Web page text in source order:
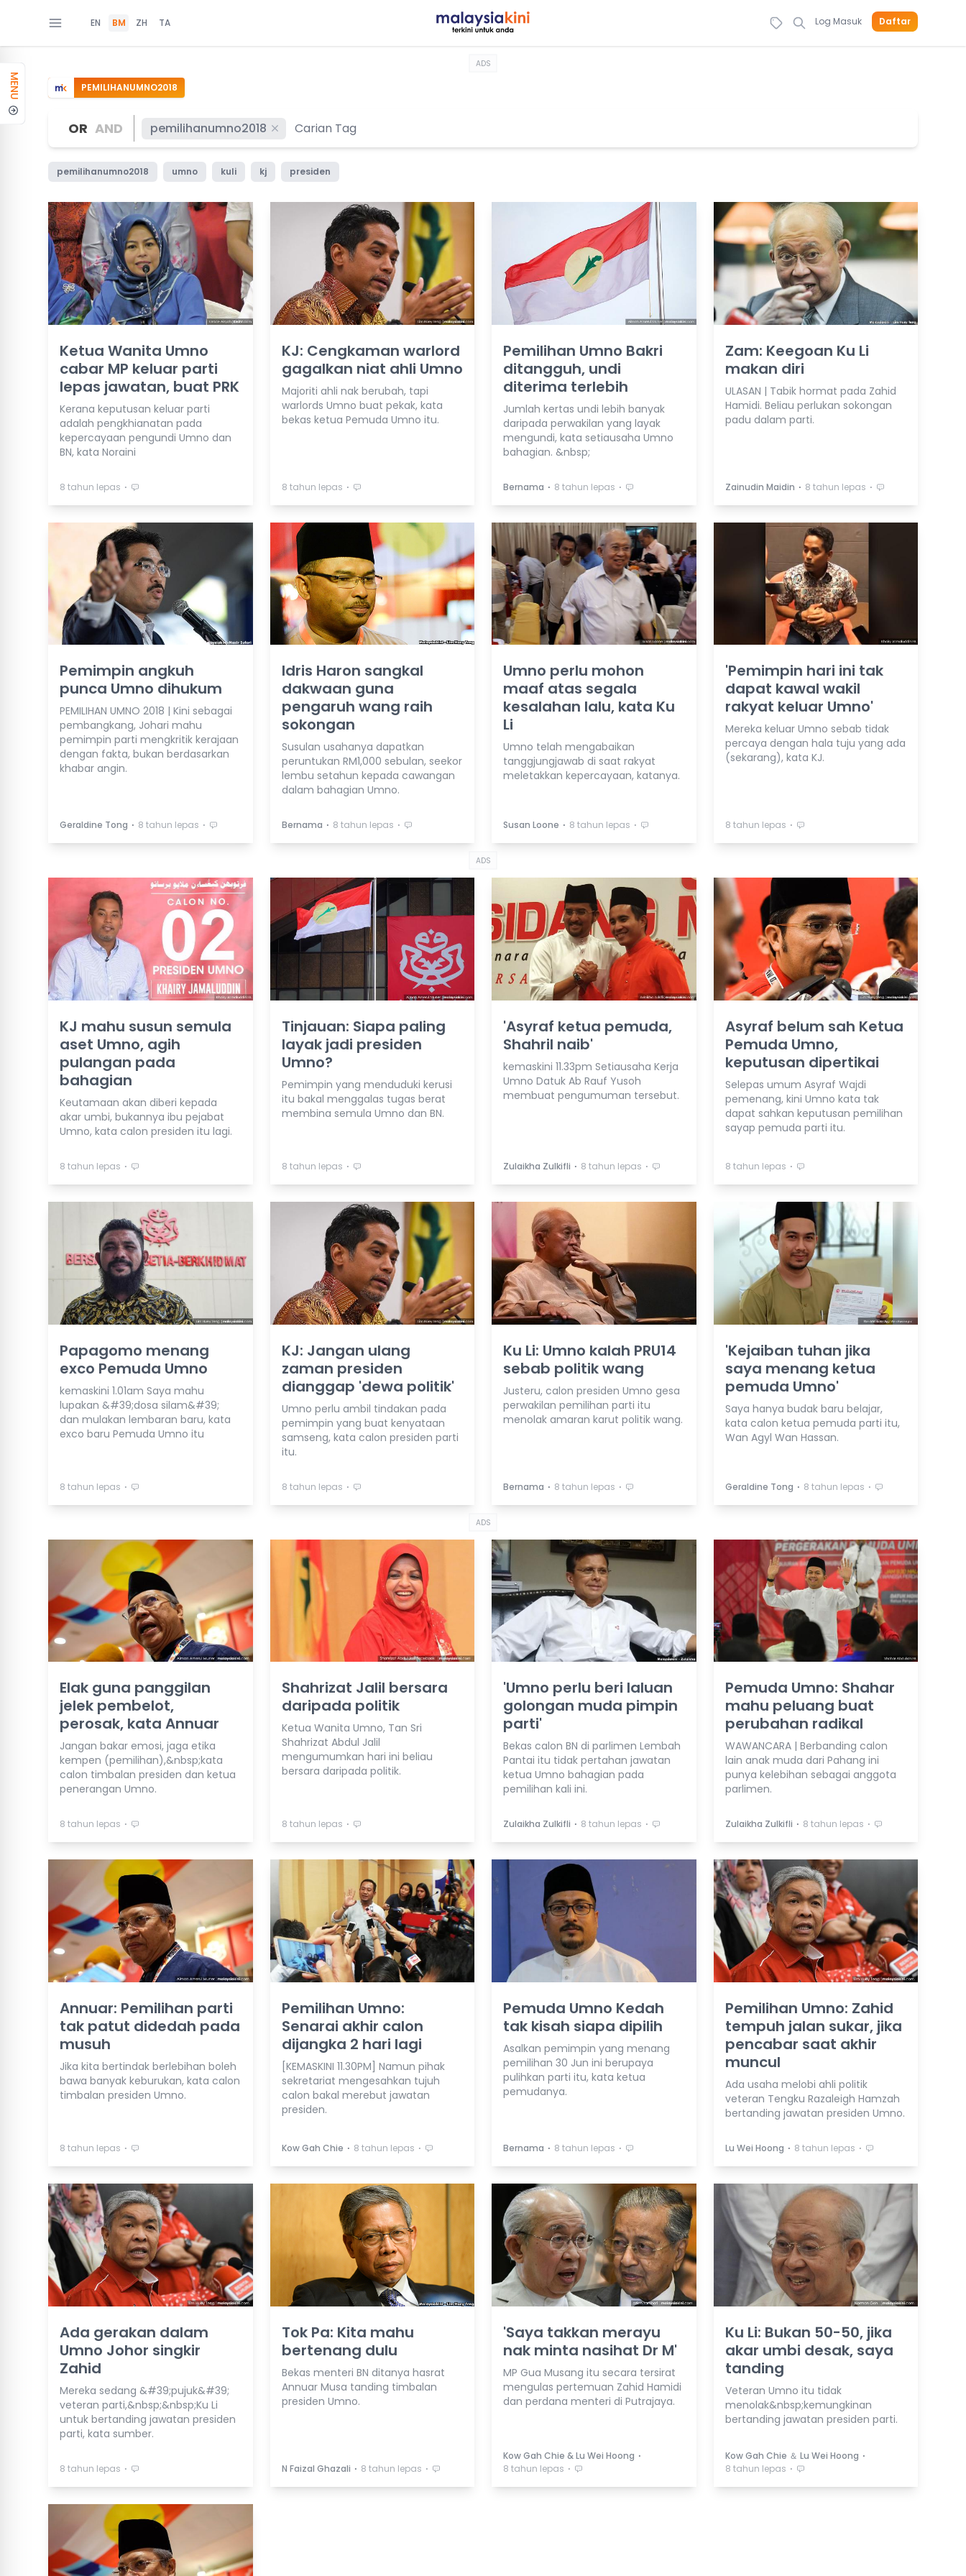
EN BM ZH TA Log Masuk Daftar
MENU
ADS
PEMILIHANUMNO2018
OR AND pemilihanumno2018
pemilihanumno2018 umno kuli kj presiden
Ketua Wanita Umno
cabar MP keluar parti
lepas jawatan, buat PRK
Kerana keputusan keluar parti
adalah pengkhianatan pada
kepercayaan pengundi Umno dan
BN, kata Noraini
8 tahun lepas ⋅
KJ: Cengkaman warlord
gagalkan niat ahli Umno
Majoriti ahli nak berubah, tapi
warlords Umno buat pekak, kata
bekas ketua Pemuda Umno itu.
8 tahun lepas ⋅
Pemilihan Umno Bakri
ditangguh, undi
diterima terlebih
Jumlah kertas undi lebih banyak
daripada perwakilan yang layak
mengundi, kata setiausaha Umno
bahagian. &nbsp;
Bernama ⋅ 8 tahun lepas ⋅
Zam: Keegoan Ku Li
makan diri
ULASAN | Tabik hormat pada Zahid
Hamidi. Beliau perlukan sokongan
padu dalam parti.
Zainudin Maidin ⋅ 8 tahun lepas ⋅
Pemimpin angkuh
punca Umno dihukum
PEMILIHAN UMNO 2018 | Kini sebagai
pembangkang, Johari mahu
pemimpin parti mengkritik kerajaan
dengan fakta, bukan berdasarkan
khabar angin.
Geraldine Tong ⋅ 8 tahun lepas ⋅
Idris Haron sangkal
dakwaan guna
pengaruh wang raih
sokongan
Susulan usahanya dapatkan
peruntukan RM1,000 sebulan, seekor
lembu setahun kepada cawangan
dalam bahagian Umno.
Bernama ⋅ 8 tahun lepas ⋅
Umno perlu mohon
maaf atas segala
kesalahan lalu, kata Ku
Li
Umno telah mengabaikan
tanggjungjawab di saat rakyat
meletakkan kepercayaan, katanya.
Susan Loone ⋅ 8 tahun lepas ⋅
'Pemimpin hari ini tak
dapat kawal wakil
rakyat keluar Umno'
Mereka keluar Umno sebab tidak
percaya dengan hala tuju yang ada
(sekarang), kata KJ.
8 tahun lepas ⋅
ADS
KJ mahu susun semula
aset Umno, agih
pulangan pada
bahagian
Keutamaan akan diberi kepada
akar umbi, bukannya ibu pejabat
Umno, kata calon presiden itu lagi.
8 tahun lepas ⋅
Tinjauan: Siapa paling
layak jadi presiden
Umno?
Pemimpin yang menduduki kerusi
itu bakal menggalas tugas berat
membina semula Umno dan BN.
8 tahun lepas ⋅
'Asyraf ketua pemuda,
Shahril naib'
kemaskini 11.33pm Setiausaha Kerja
Umno Datuk Ab Rauf Yusoh
membuat pengumuman tersebut.
Zulaikha Zulkifli ⋅ 8 tahun lepas ⋅
Asyraf belum sah Ketua
Pemuda Umno,
keputusan dipertikai
Selepas umum Asyraf Wajdi
pemenang, kini Umno kata tak
dapat sahkan keputusan pemilihan
sayap pemuda parti itu.
8 tahun lepas ⋅
Papagomo menang
exco Pemuda Umno
kemaskini 1.01am Saya mahu
lupakan &#39;dosa silam&#39;
dan mulakan lembaran baru, kata
exco baru Pemuda Umno itu
8 tahun lepas ⋅
KJ: Jangan ulang
zaman presiden
dianggap 'dewa politik'
Umno perlu ambil tindakan pada
pemimpin yang buat kenyataan
samseng, kata calon presiden parti
itu.
8 tahun lepas ⋅
Ku Li: Umno kalah PRU14
sebab politik wang
Justeru, calon presiden Umno gesa
perwakilan pemilihan parti itu
menolak amaran karut politik wang.
Bernama ⋅ 8 tahun lepas ⋅
'Kejaiban tuhan jika
saya menang ketua
pemuda Umno'
Saya hanya budak baru belajar,
kata calon ketua pemuda parti itu,
Wan Agyl Wan Hassan.
Geraldine Tong ⋅ 8 tahun lepas ⋅
ADS
Elak guna panggilan
jelek pembelot,
perosak, kata Annuar
Jangan bakar emosi, jaga etika
kempen (pemilihan),&nbsp;kata
calon timbalan presiden dan ketua
penerangan Umno.
8 tahun lepas ⋅
Shahrizat Jalil bersara
daripada politik
Ketua Wanita Umno, Tan Sri
Shahrizat Abdul Jalil
mengumumkan hari ini beliau
bersara daripada politik.
8 tahun lepas ⋅
'Umno perlu beri laluan
golongan muda pimpin
parti'
Bekas calon BN di parlimen Lembah
Pantai itu tidak pertahan jawatan
ketua Umno bahagian pada
pemilihan kali ini.
Zulaikha Zulkifli ⋅ 8 tahun lepas ⋅
Pemuda Umno: Shahar
mahu peluang buat
perubahan radikal
WAWANCARA | Berbanding calon
lain anak muda dari Pahang ini
punya kelebihan sebagai anggota
parlimen.
Zulaikha Zulkifli ⋅ 8 tahun lepas ⋅
Annuar: Pemilihan parti
tak patut didedah pada
musuh
Jika kita bertindak berlebihan boleh
bawa banyak keburukan, kata calon
timbalan presiden Umno.
8 tahun lepas ⋅
Pemilihan Umno:
Senarai akhir calon
dijangka 2 hari lagi
[KEMASKINI 11.30PM] Namun pihak
sekretariat mengesahkan tujuh
calon bakal merebut jawatan
presiden.
Kow Gah Chie ⋅ 8 tahun lepas ⋅
Pemuda Umno Kedah
tak kisah siapa dipilih
Asalkan pemimpin yang menang
pemilihan 30 Jun ini berupaya
pulihkan parti itu, kata ketua
pemudanya.
Bernama ⋅ 8 tahun lepas ⋅
Pemilihan Umno: Zahid
tempuh jalan sukar, jika
pencabar saat akhir
muncul
Ada usaha melobi ahli politik
veteran Tengku Razaleigh Hamzah
bertanding jawatan presiden Umno.
Lu Wei Hoong ⋅ 8 tahun lepas ⋅
Ada gerakan dalam
Umno Johor singkir
Zahid
Mereka sedang &#39;pujuk&#39;
veteran parti,&nbsp;&nbsp;Ku Li
untuk bertanding jawatan presiden
parti, kata sumber.
8 tahun lepas ⋅
Tok Pa: Kita mahu
bertenang dulu
Bekas menteri BN ditanya hasrat
Annuar Musa tanding timbalan
presiden Umno.
N Faizal Ghazali ⋅ 8 tahun lepas ⋅
'Saya takkan merayu
nak minta nasihat Dr M'
MP Gua Musang itu secara tersirat
mengulas pertemuan Zahid Hamidi
dan perdana menteri di Putrajaya.
Kow Gah Chie & Lu Wei Hoong ⋅
8 tahun lepas ⋅
Ku Li: Bukan 50-50, jika
akar umbi desak, saya
tanding
Veteran Umno itu tidak
menolak&nbsp;kemungkinan
bertanding jawatan presiden parti.
Kow Gah Chie ＆ Lu Wei Hoong ⋅
8 tahun lepas ⋅